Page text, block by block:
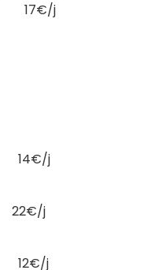
j
1micro
j
j
22 1micro
j